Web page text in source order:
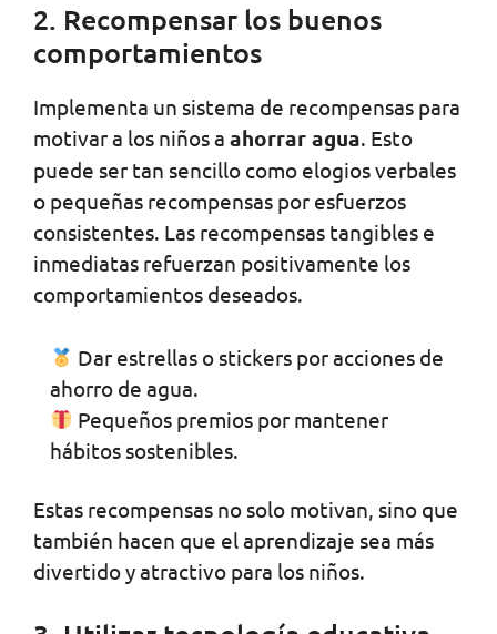
2. Recompensar los buenos
comportamientos
Implementa un sistema de recompensas para
motivar a los niños a ahorrar agua. Esto
puede ser tan sencillo como elogios verbales
o pequeñas recompensas por esfuerzos
consistentes. Las recompensas tangibles e
inmediatas refuerzan positivamente los
comportamientos deseados.
Dar estrellas o stickers por acciones de
ahorro de agua.
Pequeños premios por mantener
hábitos sostenibles.
Estas recompensas no solo motivan, sino que
también hacen que el aprendizaje sea más
divertido y atractivo para los niños.